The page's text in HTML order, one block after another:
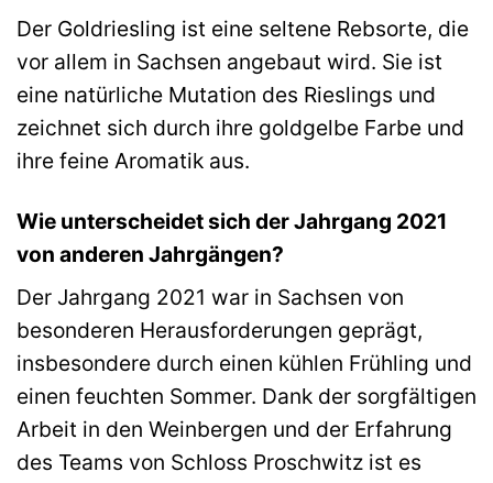
Der Goldriesling ist eine seltene Rebsorte, die
vor allem in Sachsen angebaut wird. Sie ist
eine natürliche Mutation des Rieslings und
zeichnet sich durch ihre goldgelbe Farbe und
ihre feine Aromatik aus.
Wie unterscheidet sich der Jahrgang 2021
von anderen Jahrgängen?
Der Jahrgang 2021 war in Sachsen von
besonderen Herausforderungen geprägt,
insbesondere durch einen kühlen Frühling und
einen feuchten Sommer. Dank der sorgfältigen
Arbeit in den Weinbergen und der Erfahrung
des Teams von Schloss Proschwitz ist es